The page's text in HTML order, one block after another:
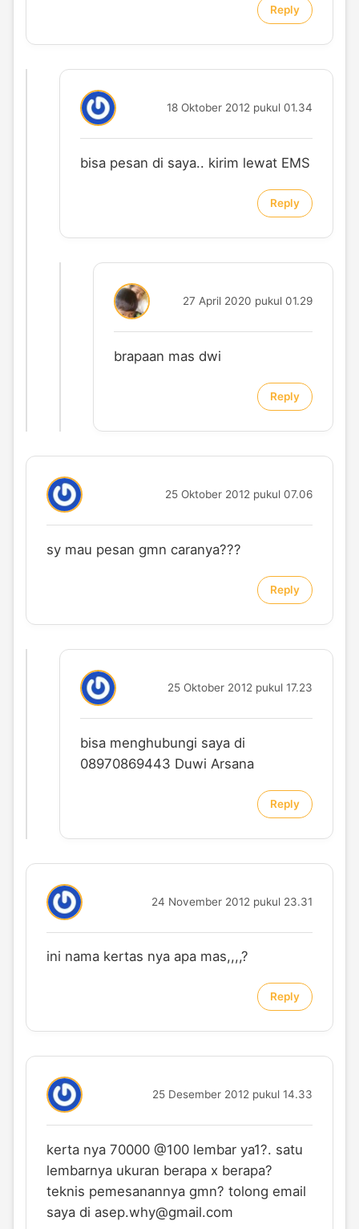
Reply
18 Oktober 2012 pukul 01.34
bisa pesan di saya.. kirim lewat EMS
Reply
27 April 2020 pukul 01.29
brapaan mas dwi
Reply
25 Oktober 2012 pukul 07.06
sy mau pesan gmn caranya???
Reply
25 Oktober 2012 pukul 17.23
bisa menghubungi saya di
08970869443 Duwi Arsana
Reply
24 November 2012 pukul 23.31
ini nama kertas nya apa mas,,,,?
Reply
25 Desember 2012 pukul 14.33
kerta nya 70000 @100 lembar ya1?. satu
lembarnya ukuran berapa x berapa?
teknis pemesanannya gmn? tolong email
saya di asep.why@gmail.com